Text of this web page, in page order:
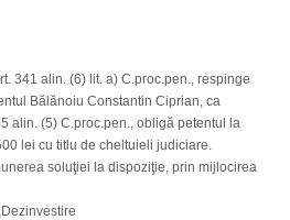
341 alin. (6) lit. a) C.proc.pen., respinge
Bălănoiu Constantin Ciprian, ca
alin. (5) C.proc.pen., obligă petentul la
lei cu titlu de cheltuieli judiciare.
soluţiei la dispoziţie, prin mijlocirea